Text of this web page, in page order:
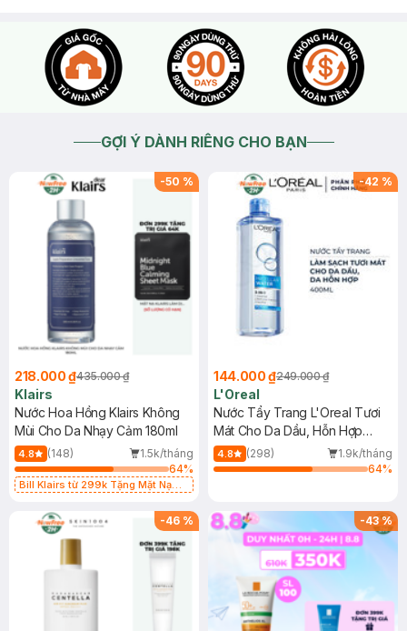
GỢI Ý DÀNH RIÊNG CHO BẠN
-50 %
218.000 ₫435.000 ₫
Klairs
Nước Hoa Hồng Klairs Không
Mùi Cho Da Nhạy Cảm 180ml
4.8 (148)
1.5k/tháng
64%
Bill Klairs từ 299k Tặng Mặt Nạ
25ml (SL Có Hạn)
-42 %
144.000 ₫249.000 ₫
L'Oreal
Nước Tẩy Trang L'Oreal Tươi
Mát Cho Da Dầu, Hỗn Hợp
400ml
4.8 (298)
1.9k/tháng
64%
-46 % -43%